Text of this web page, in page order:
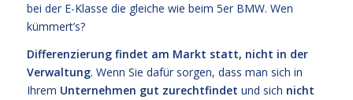
bei der E-Klasse die gleiche wie beim 5er BMW. Wen
kümmert’s?
Differenzierung findet am Markt statt, nicht in der
Verwaltung. Wenn Sie dafür sorgen, dass man sich in
Ihrem Unternehmen gut zurechtfindet und sich nicht